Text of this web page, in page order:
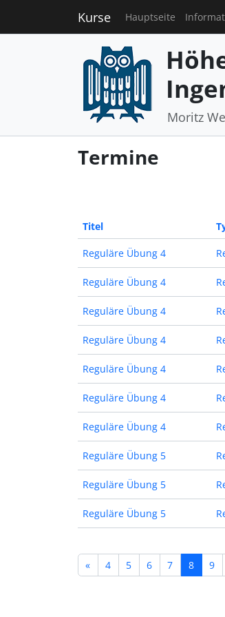
Kurse Hauptseite
Moritz
Termine
Titel
Reguläre Übung 4
Reguläre Übung 4
Reguläre Übung 4
Reguläre Übung 4
Reguläre Übung 4
Reguläre Übung 4
Reguläre Übung 4
Reguläre Übung 5
Reguläre Übung 5
Reguläre Übung 5
« 4 5 6 7 8 9